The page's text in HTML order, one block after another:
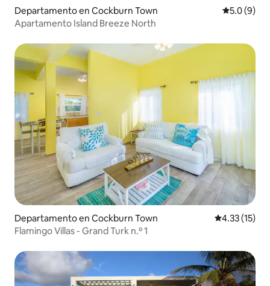
Departamento en Cockburn Town
5.0 (9)
Apartamento Island Breeze North
Departamento en Cockburn Town Calificación
4.33 (15)
Flamingo Villas - Grand Turk n.º 1